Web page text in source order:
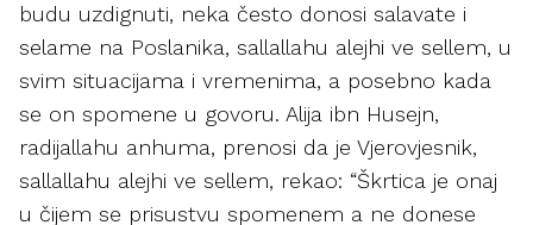
budu uzdignuti, neka često donosi salavate i
selame na Poslanika, sallallahu alejhi ve sellem, u
svim situacijama i vremenima, a posebno kada
se on spomene u govoru. Alija ibn Husejn,
radijallahu anhuma, prenosi da je Vjerovjesnik,
sallallahu alejhi ve sellem, rekao: “Škrtica je onaj
u čijem se prisustvu spomenem a ne donese